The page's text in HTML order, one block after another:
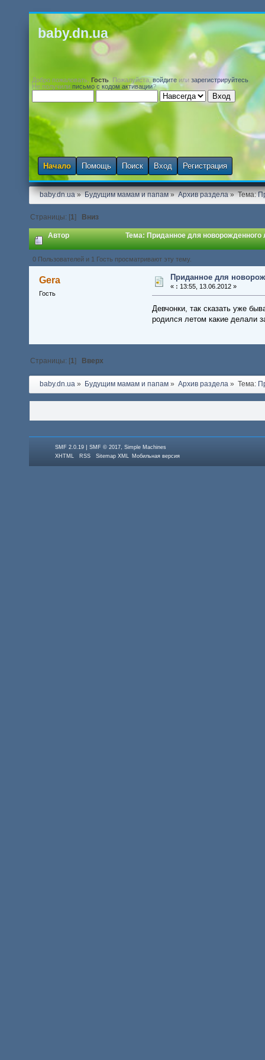
baby.dn.ua
Добро пожаловать, Гость . Пожалуйста,войдите или зарегистрируйтесь
Не получили письмо с кодом активации?
Начало Помощь Поиск Вход Регистрация
baby.dn.ua» Будущим мамам и папам» Архив раздела» Тема:
Страницы: [1] Вниз
Автор Тема: Приданное для новорожденного
0 Пользователей и 1 Гость просматривают эту тему.
Gera
Гость
Приданное для
« : 13:55, 13.06.2012 »
Девчонки, так сказать уже
родился летом какие делали
Страницы: [1] Вверх
baby.dn.ua» Будущим мамам и папам» Архив раздела» Тема:
SMF 2.0.19 |SMF © 2017,Simple Machines
XHTML
RSS Sitemap XML Мобильная версия